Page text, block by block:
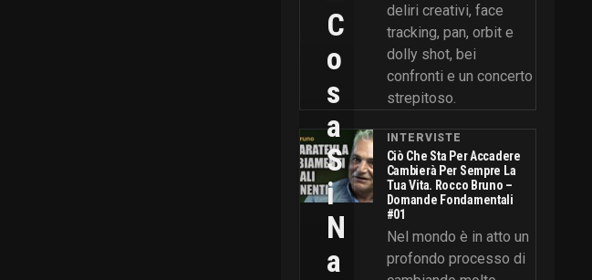
deliri creativi, face
tracking, pan, orbit e
dolly shot, bei
confronti e un concerto
strepitoso.
INTERVISTE
Ciò Che Sta Per Accadere
Cambierà Per Sempre La
Tua Vita. Rocco Bruno –
Domande Fondamentali
#01
Nel mondo è in atto un
profondo processo di
C
O
S
A
S
I
N
A